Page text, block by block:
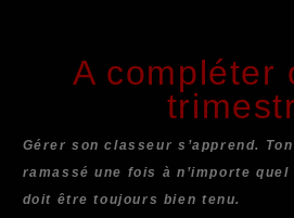
A compléter
Gérer son classeur s’apprend.
ramassé une fois à n’importe quel
doit être toujours bien tenu.